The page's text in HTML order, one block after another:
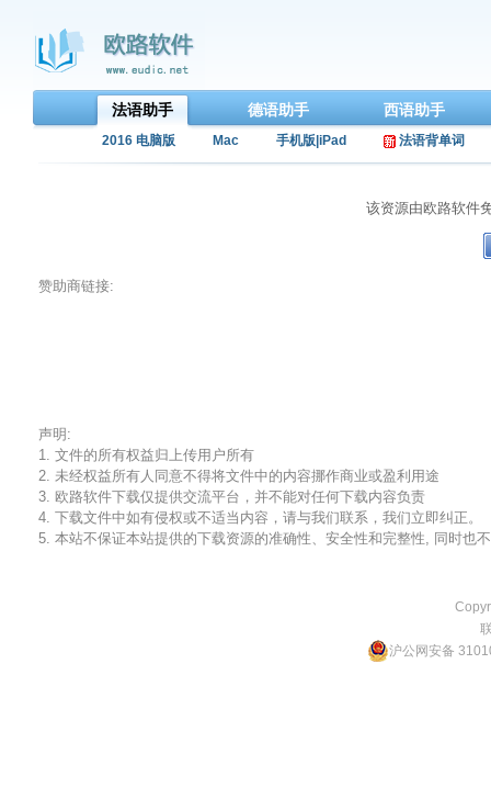
法语助手 德语助手 西语助手
2016 电脑版 Mac 手机版|iPad 法语背单词
该资源由欧路软件
赞助商链接:
声明:
1. 文件的所有权益归上传用户所有
2. 未经权益所有人同意不得将文件中的内容挪作商业或盈利用途
3. 欧路软件下载仅提供交流平台，并不能对任何下载内容负责
4. 下载文件中如有侵权或不适当内容，请与我们联系，我们立即纠正。
5. 本站不保证本站提供的下载资源的准确性、安全性和完整性, 同时也
沪公网安备